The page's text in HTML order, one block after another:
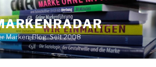
Marken-Blog. Seit 2008